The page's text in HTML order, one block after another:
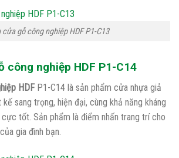
cửa gỗ công nghiệp HDF P1-C13
công nghiệp HDF P1-C14
HDFP1-C14 là sản phẩm cửa nhựa giả
sang trọng, hiện đại, cùng khả năng kháng
tốt. Sản phẩm là điểm nhấn trang trí cho
gia đình bạn.